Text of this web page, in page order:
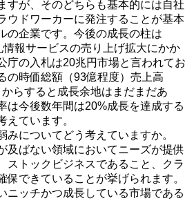
すが、そのどちらも基本的には自社
ウドワーカーに発注することが基本
の企業です。今後の成長の柱は
情報サービスの売り上げ拡大にかか
庁の入札は20兆円市場と言われてお
の時価総額（93億程度）売上高
からすると成長余地はまだまだあ
は今後数年間は20%成長を達成する
えています。
についてどう考えていますか。
及ばない領域においてニーズが提供
ストックビジネスであること、クラ
保できていることが挙げられます。
ニッチかつ成長している市場である